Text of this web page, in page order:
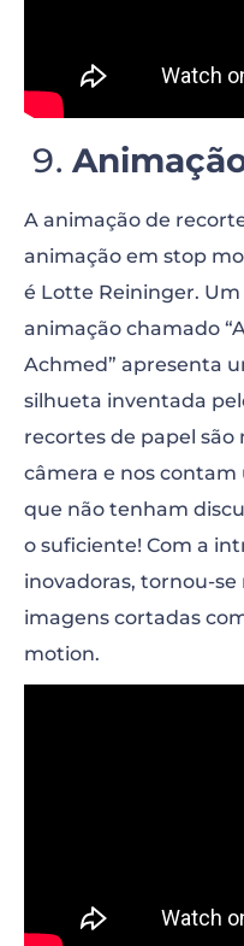
A animação de
animação em stop
é Lotte Reininger.
animação chamado
Achmed” apresenta
silhueta inventada
recortes de papel são
câmera e nos
que não tenham
o suficiente! Com a
inovadoras, tornou-
imagens cortadas
motion.